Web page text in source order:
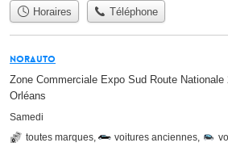
Horaires Téléphone
Norauto
Zone Commerciale Expo Sud Route Nationale
Orléans
Samedi
toutes marques, voitures anciennes,